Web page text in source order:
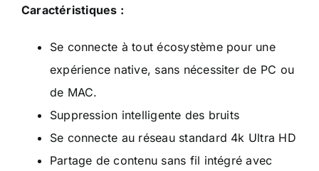
Caractéristiques :
Se connecte à tout écosystème pour une
expérience native, sans nécessiter de PC ou
de MAC.
Suppression intelligente des bruits
Se connecte au réseau standard 4k Ultra HD
Partage de contenu sans fil intégré avec